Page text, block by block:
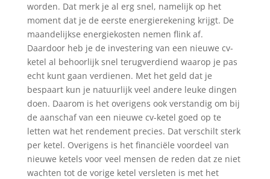
worden. Dat merk je al erg snel, namelijk op het
moment dat je de eerste energierekening krijgt. De
maandelijkse energiekosten nemen flink af.
Daardoor heb je de investering van een nieuwe cv-
ketel al behoorlijk snel terugverdiend waarop je pas
echt kunt gaan verdienen. Met het geld dat je
bespaart kun je natuurlijk veel andere leuke dingen
doen. Daarom is het overigens ook verstandig om bij
de aanschaf van een nieuwe cv-ketel goed op te
letten wat het rendement precies. Dat verschilt sterk
per ketel. Overigens is het financiële voordeel van
nieuwe ketels voor veel mensen de reden dat ze niet
wachten tot de vorige ketel versleten is met het